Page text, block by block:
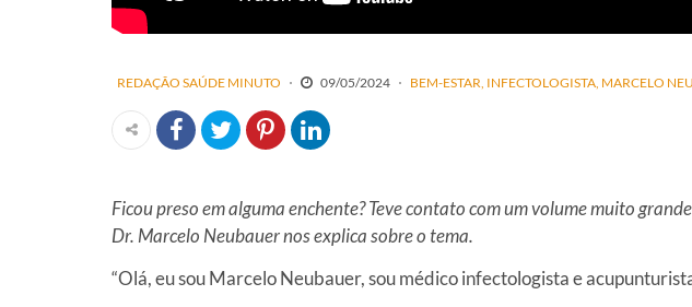
REDAÇÃO SAÚDE MINUTO 09/05/2024 BEM-ESTAR INFECTOLOGISTA MARCELO
Ficou preso em alguma enchente? Teve contato com um volume muito
Dr. Marcelo Neubauer nos explica sobre o tema.
“Olá, eu sou Marcelo Neubauer, sou médico infectologista e